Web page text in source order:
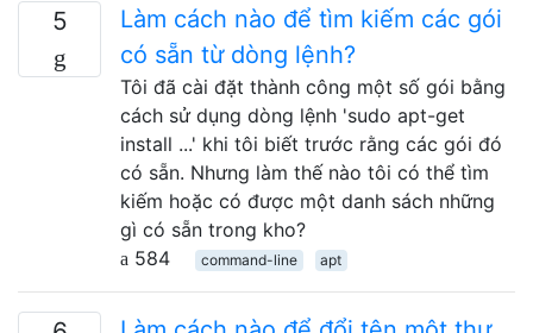
5
Làm cách nào để tìm kiếm các gói
có sẵn từ dòng lệnh?
Tôi đã cài đặt thành công một số gói bằng
cách sử dụng dòng lệnh 'sudo apt-get
install ...' khi tôi biết trước rằng các gói đó
có sẵn. Nhưng làm thế nào tôi có thể tìm
kiếm hoặc có được một danh sách những
gì có sẵn trong kho?
584
command-line apt